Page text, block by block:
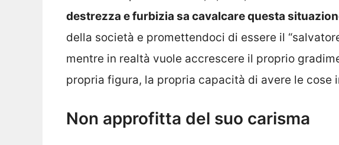
destrezza e furbizia sa cavalcare questa
della società e promettendoci di essere il
mentre in realtà vuole accrescere il proprio
propria figura, la propria capacità di avere le cose
Non approfitta del suo carisma